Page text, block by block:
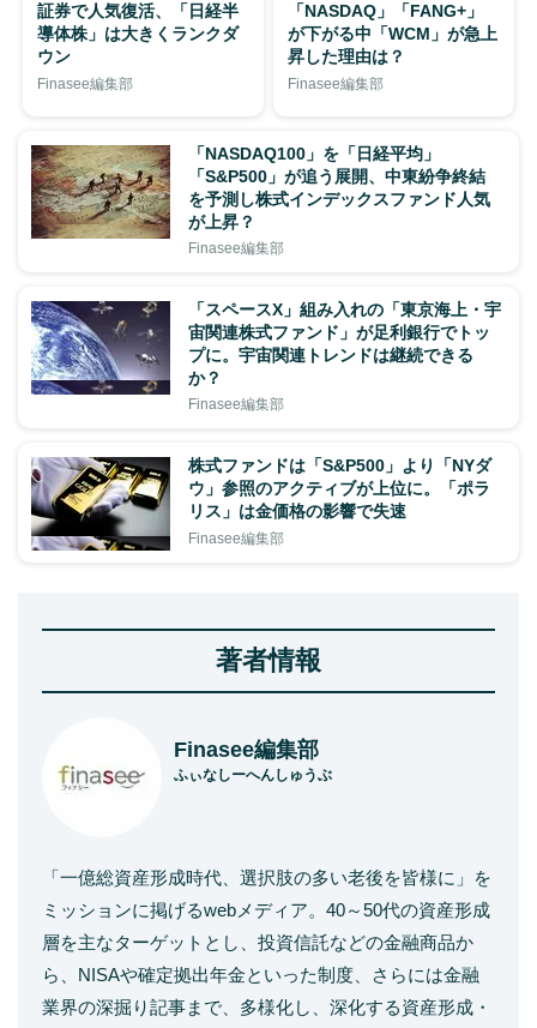
証券で人気復活、「日経半
導体株」は大きくランクダ
ウン
Finasee編集部
「NASDAQ」「FANG+」
が下がる中「WCM」が急上
昇した理由は？
Finasee編集部
「NASDAQ100」を「日経平均」
「S&P500」が追う展開、中東紛争終結
を予測し株式インデックスファンド人気
が上昇？
Finasee編集部
「スペースX」組み入れの「東京海上・宇
宙関連株式ファンド」が足利銀行でトッ
プに。宇宙関連トレンドは継続できる
か？
Finasee編集部
株式ファンドは「S&P500」より「NYダ
ウ」参照のアクティブが上位に。「ポラ
リス」は金価格の影響で失速
Finasee編集部
著者情報
Finasee編集部
ふぃなしーへんしゅうぶ
「一億総資産形成時代、選択肢の多い老後を皆様に」を
ミッションに掲げるwebメディア。40～50代の資産形成
層を主なターゲットとし、投資信託などの金融商品か
ら、NISAや確定拠出年金といった制度、さらには金融
業界の深掘り記事まで、多様化し、深化する資産形成・